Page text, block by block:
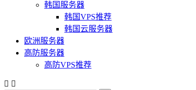
韩国服务器
韩国VPS推荐
韩国云服务器
欧洲服务器
高防服务器
高防VPS推荐
 